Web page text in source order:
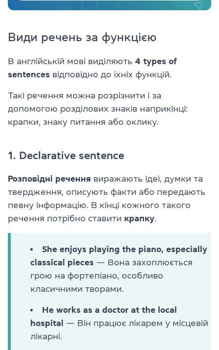
Види речень за функцією
В англійській мові виділяють 4 types of
sentences відповідно до їхніх функцій.
Такі речення можна розрізнити і за
допомогою розділових знаків наприкінці:
крапки, знаку питання або оклику.
1. Declarative sentence
Розповідні речення виражають ідеї, думки та
твердження, описують факти або передають
певну інформацію. В кінці кожного такого
речення потрібно ставити крапку
She enjoys playing the piano, especially
classical pieces — Вона захоплюється
грою на фортепіано, особливо
класичними творами.
He works as a doctor at the local
hospital
— Він працює лікарем у місцевій
лікарні.